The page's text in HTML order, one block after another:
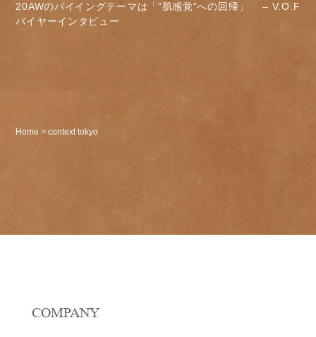
20AWのバイイングテーマは「”肌感覚”への回帰」 – V.O.F
バイヤーインタビュー
Home >context tokyo
COMPANY